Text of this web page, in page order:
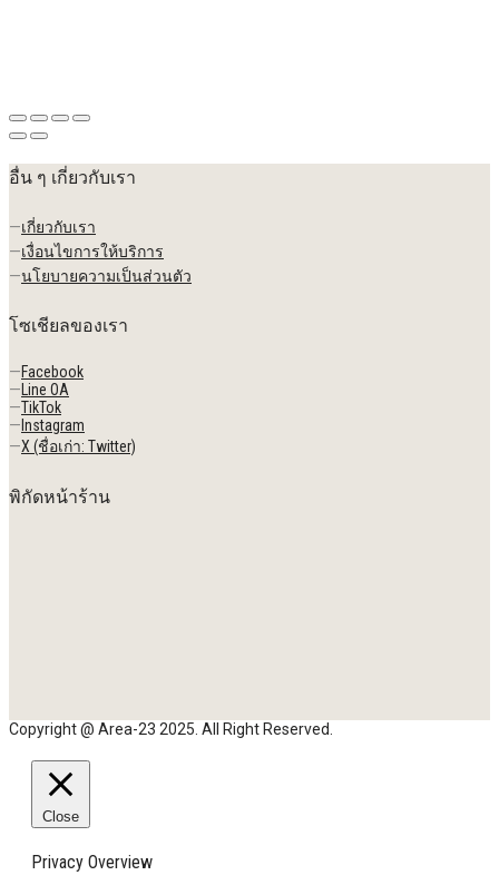
อื่น ๆ เกี่ยวกับเรา
—เกี่ยวกับเรา
—เงื่อนไขการให้บริการ
—นโยบายความเป็นส่วนตัว
โซเชียลของเรา
—Facebook
—Line OA
—TikTok
— Instagram
—X (ชื่อเก่า: Twitter)
พิกัดหน้าร้าน
Copyright @ Area-23 2025. All Right Reserved.
Close
Privacy Overview